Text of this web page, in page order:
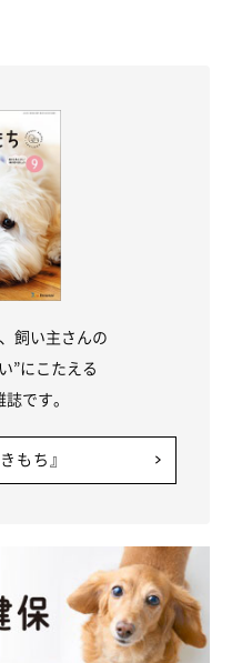
飼い主さんの
”にこたえる
です。
もち』